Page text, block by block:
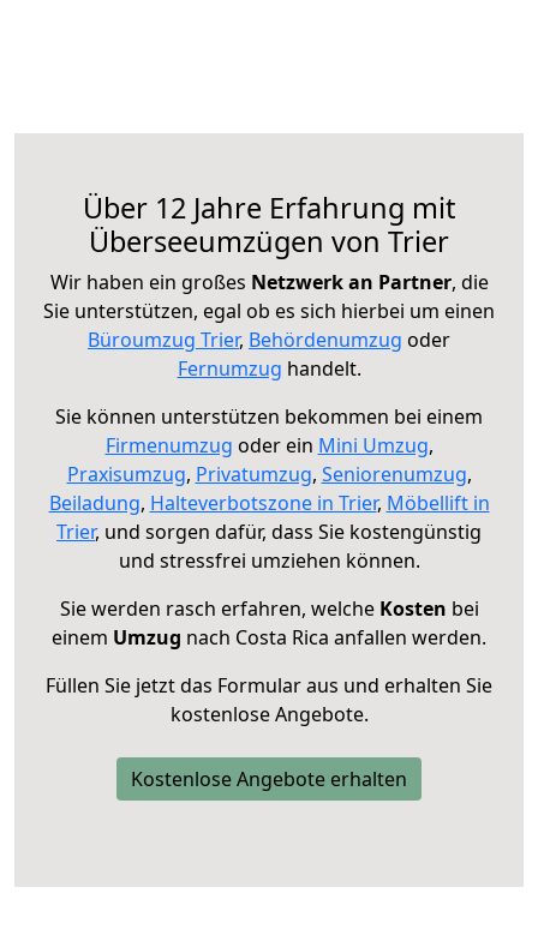
Über 12 Jahre Erfahrung mit
Überseeumzügen von Trier
Wir haben ein großes Netzwerk an Partner, die
Sie unterstützen, egal ob es sich hierbei um einen
Büroumzug Trier, Behördenumzug oder
Fernumzug handelt.
Sie können unterstützen bekommen bei einem
Firmenumzug oder ein Mini Umzug,
Praxisumzug, Privatumzug, Seniorenumzug,
Beiladung, Halteverbotszone in Trier, Möbellift in
Trier, und sorgen dafür, dass Sie kostengünstig
und stressfrei umziehen können.
Sie werden rasch erfahren, welche Kosten bei
einem Umzug nach Costa Rica anfallen werden.
Füllen Sie jetzt das Formular aus und erhalten Sie
kostenlose Angebote.
Kostenlose Angebote erhalten